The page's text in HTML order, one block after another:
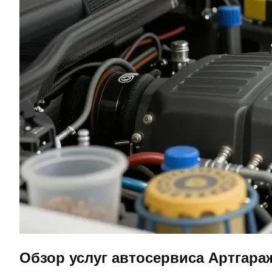
Обзор услуг автосервиса